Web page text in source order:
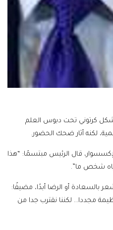
كرتوني تحت دبوس العلم
لكنه أثار ضحك الحضور.
قال الرئيس مبتسمًا: “هذا
بالسعادة أو الرضا أبدًا، مضيفًا:
مجددا… لكننا نقترب جدا من